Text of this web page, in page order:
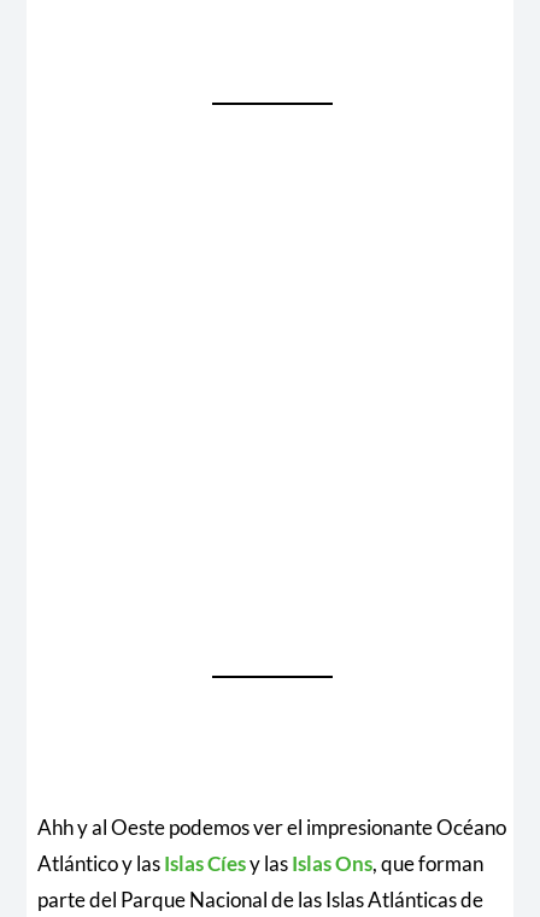
Ahh y al Oeste podemos ver el impresionante Océano
Atlántico y lasIslas Cíesy lasIslas Ons, que forman
parte del Parque Nacional de las Islas Atlánticas de